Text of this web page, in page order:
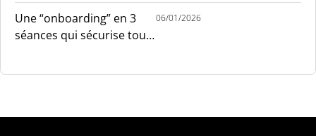
Une “onboarding” en 3
séances qui sécurise tout
06/01/2026